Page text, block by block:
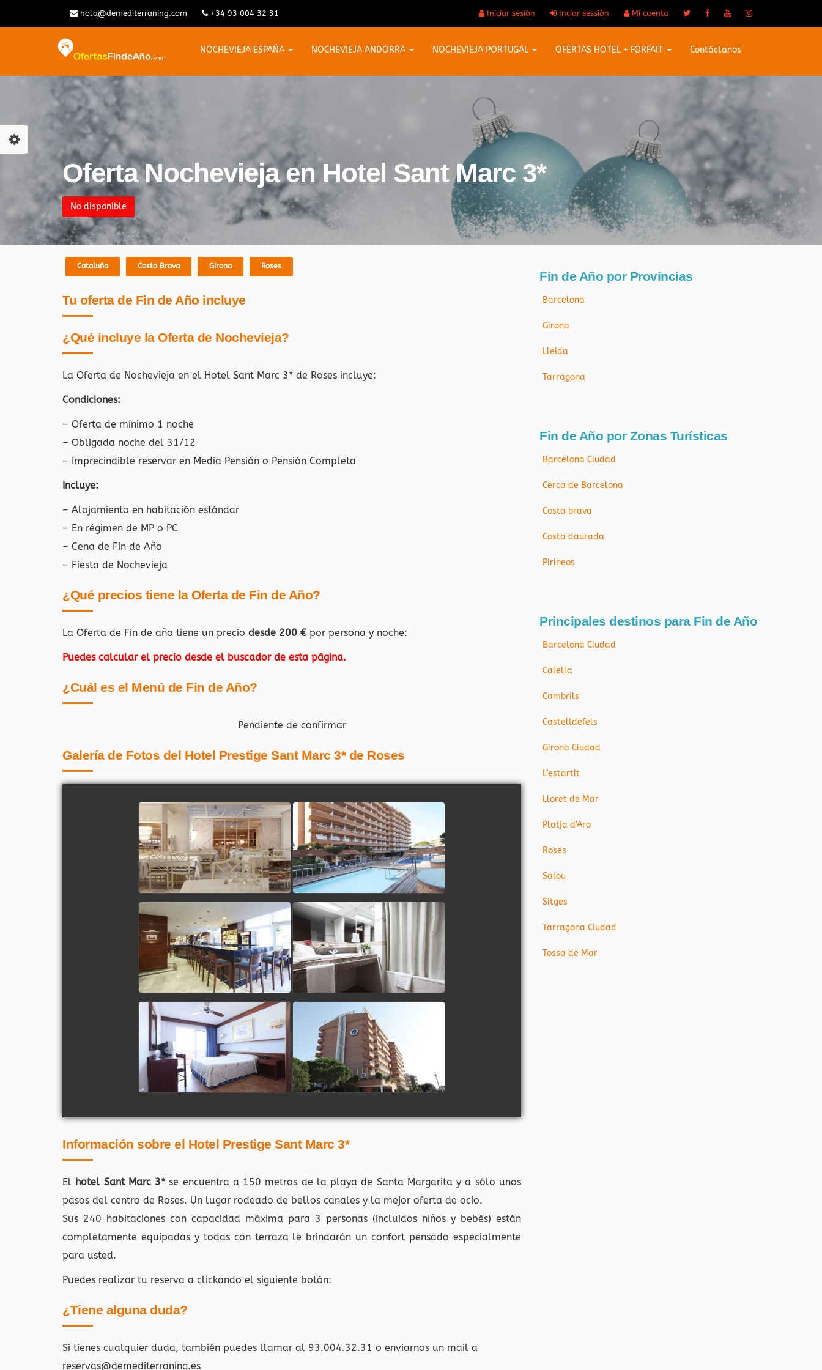
hola@demediterraning.com +34 93 004 32 31 Iniciar sesión Inciar sessión Mi cuenta
NOCHEVIEJA ESPAÑA NOCHEVIEJA ANDORRA NOCHEVIEJA PORTUGAL OFERTAS HOTEL + FORFAIT Contáctanos
Oferta Nochevieja en Hotel Sant Marc 3*
No disponible
Cataluña Costa Brava Girona Roses
Tu oferta de Fin de Año incluye
¿Qué incluye la Oferta de Nochevieja?
La Oferta de Nochevieja en el Hotel Sant Marc 3* de Roses incluye:
Condiciones:
– Oferta de mínimo 1 noche
– Obligada noche del 31/12
– Imprecindible reservar en Media Pensión o Pensión Completa
Incluye:
– Alojamiento en habitación estándar
– En régimen de MP o PC
– Cena de Fin de Año
– Fiesta de Nochevieja
¿Qué precios tiene la Oferta de Fin de Año?
La Oferta de Fin de año tiene un precio desde 200 € por persona y noche:
Puedes calcular el precio desde el buscador de esta página.
¿Cuál es el Menú de Fin de Año?
Pendiente de confirmar
Galería de Fotos del Hotel Prestige Sant Marc 3* de Roses
Información sobre el Hotel Prestige Sant Marc 3*
El hotel Sant Marc 3* se encuentra a 150 metros de la playa de Santa Margarita y a sólo unos
pasos del centro de Roses. Un lugar rodeado de bellos canales y la mejor oferta de ocio.
Sus 240 habitaciones con capacidad máxima para 3 personas (incluidos niños y bebés) están
completamente equipadas y todas con terraza le brindarán un confort pensado especialmente
para usted.
Puedes realizar tu reserva a clickando el siguiente botón:
¿Tiene alguna duda?
Si tienes cualquier duda, también puedes llamar al 93.004.32.31 o enviarnos un mail a
reservas@demediterraning.es
Fin de Año por Províncias
Barcelona
Girona
Lleida
Tarragona
Fin de Año por Zonas Turísticas
Barcelona Ciudad
Cerca de Barcelona
Costa brava
Costa daurada
Pirineos
Principales destinos para Fin de Año
Barcelona Ciudad
Calella
Cambrils
Castelldefels
Girona Ciudad
L’estartit
Lloret de Mar
Platja d’Aro
Roses
Salou
Sitges
Tarragona Ciudad
Tossa de Mar